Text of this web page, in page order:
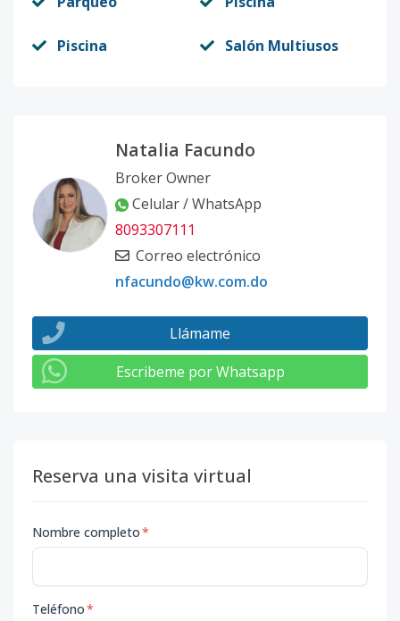
Piscina Salón Multiusos
Natalia Facundo
Broker Owner
Celular / WhatsApp
8093307111
Correo electrónico
nfacundo@kw.com.do
Llámame
Escribeme por Whatsapp
Reserva una visita virtual
Nombre completo*
Teléfono*